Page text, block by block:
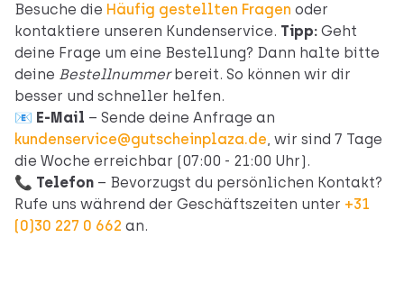
Besuche die Häufig gestellten Fragen oder
kontaktiere unseren Kundenservice. Tipp: Geht
deine Frage um eine Bestellung? Dann halte bitte
deine Bestellnummerbereit. So können wir dir
besser und schneller helfen.
📧 E-Mail – Sende deine Anfrage an
kundenservice@gutscheinplaza.de, wir sind 7 Tage
die Woche erreichbar (07:00 - 21:00 Uhr).
📞 Telefon – Bevorzugst du persönlichen Kontakt?
Rufe uns während der Geschäftszeiten unter +31
(0)30 227 0 662 an.